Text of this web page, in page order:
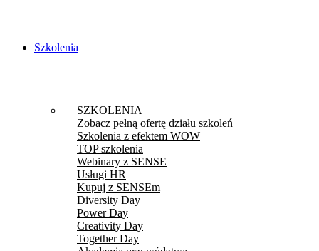
Szkolenia
SZKOLENIA
Zobacz pełną ofertę działu szkoleń
Szkolenia z efektem WOW
TOP szkolenia
Webinary z SENSE
Usługi HR
Kupuj z SENSEm
Diversity Day
Power Day
Creativity Day
Together Day